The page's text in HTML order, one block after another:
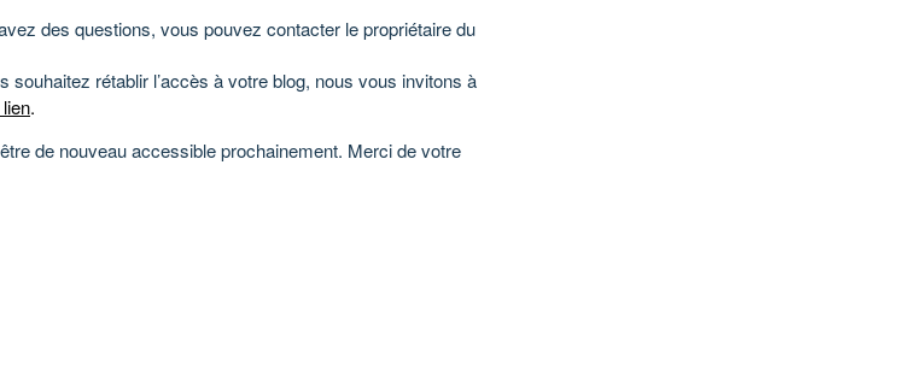
des questions, vous pouvez contacter le propriétaire du
souhaitez rétablir l’accès à votre blog, nous vous invitons à
.
de nouveau accessible prochainement. Merci de votre